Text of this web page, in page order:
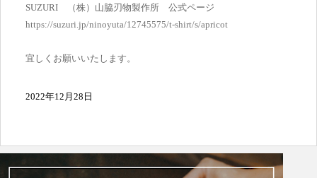
SUZURI （株）山脇刃物製作所 公式ページ
https://suzuri.jp/ninoyuta/12745575/t-shirt/s/apricot
宜しくお願いいたします。
2022年12月28日